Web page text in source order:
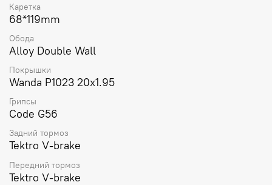
Каретка
68*119mm
Обода
Alloy Double Wall
Покрышки
Wanda P1023 20x1.95
Грипсы
Code G56
Задний тормоз
Tektro V-brake
Передний тормоз
Tektro V-brake